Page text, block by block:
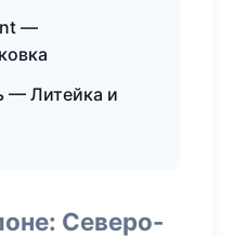
—
— Литейка и
Северо-